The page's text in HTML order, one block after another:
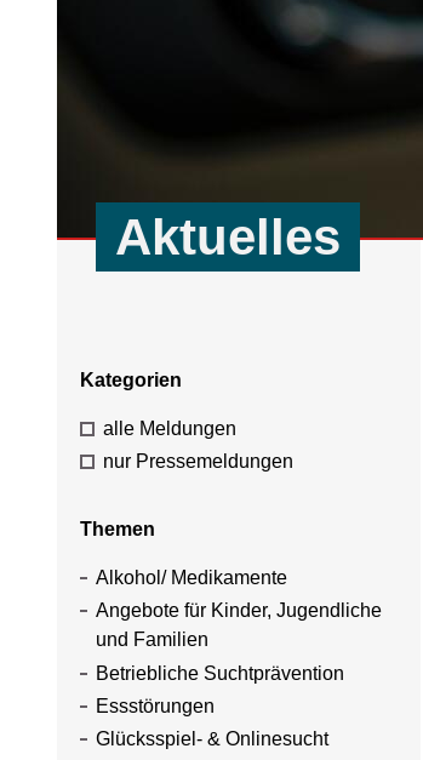
Aktuelles
Kategorien
alle Meldungen
nur Pressemeldungen
Themen
Alkohol/ Medikamente
Angebote für Kinder, Jugendliche
und Familien
Betriebliche Suchtprävention
Essstörungen
Glücksspiel- & Onlinesucht